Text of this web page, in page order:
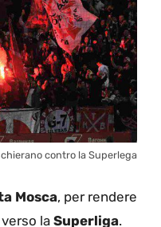
contro la Superlega
Mosca, per rendere
la Superliga.